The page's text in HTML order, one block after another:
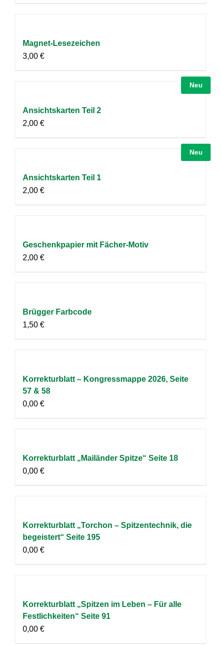
Magnet-Lesezeichen
3,00 €
Neu
Ansichtskarten Teil 2
2,00 €
Neu
Ansichtskarten Teil 1
2,00 €
Geschenkpapier mit Fächer-Motiv
2,00 €
Brügger Farbcode
1,50 €
Korrekturblatt – Kongressmappe 2026, Seite
57 & 58
0,00 €
Korrekturblatt „Mailänder Spitze“ Seite 18
0,00 €
Korrekturblatt „Torchon – Spitzentechnik, die
begeistert“ Seite 195
0,00 €
Korrekturblatt „Spitzen im Leben – Für alle
Festlichkeiten“ Seite 91
0,00 €